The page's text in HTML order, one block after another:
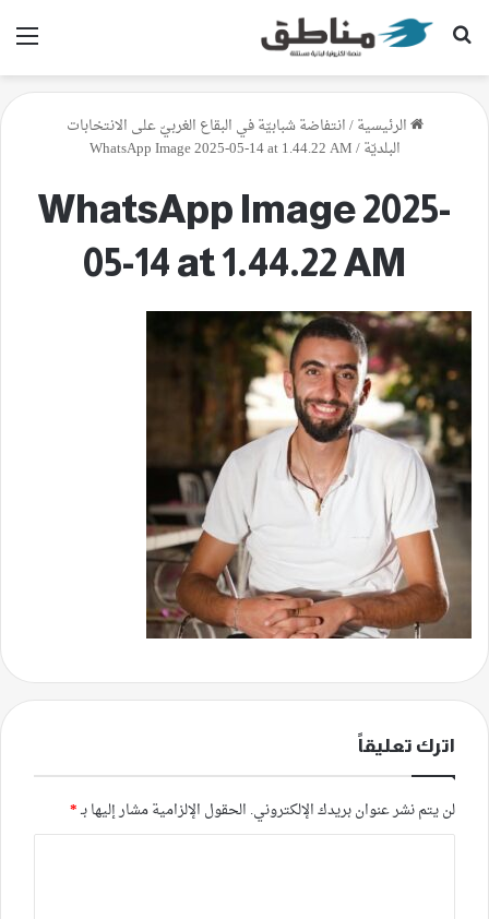
بحث عن
الرئيسية/انتفاضة شبابيّة في البقاع الغربيّ على الانتخابات
البلديّة/
WhatsApp Image 2025-05-14 at 1.44.22 AM
WhatsApp Image 2025-
05-14 at 1.44.22 AM
اترك تعليقاً
لن يتم نشر عنوان بريدك الإلكتروني. الحقول الإلزامية مشار إليها بـ*